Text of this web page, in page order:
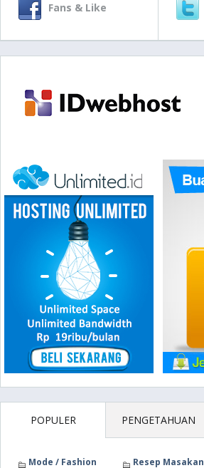
Fans & Like
POPULER PENGETAHUAN
Mode / Fashion
Resep Masakan